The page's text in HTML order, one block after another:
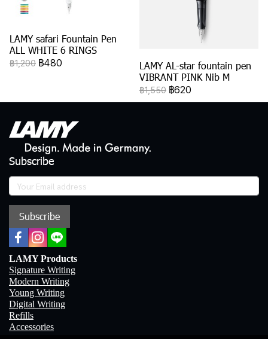
LAMY safari Fountain Pen
ALL WHITE 6 RINGS
฿1,200 ฿480
LAMY AL-star fountain pen
VIBRANT PINK Nib M
฿1,550 ฿620
Subscribe
Subscribe
LAMY Products
Signature Writing
Modern Writing
Young Writing
Digital Writing
Refills
Accessories